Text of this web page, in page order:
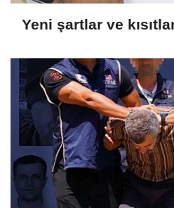
Yeni şartlar ve